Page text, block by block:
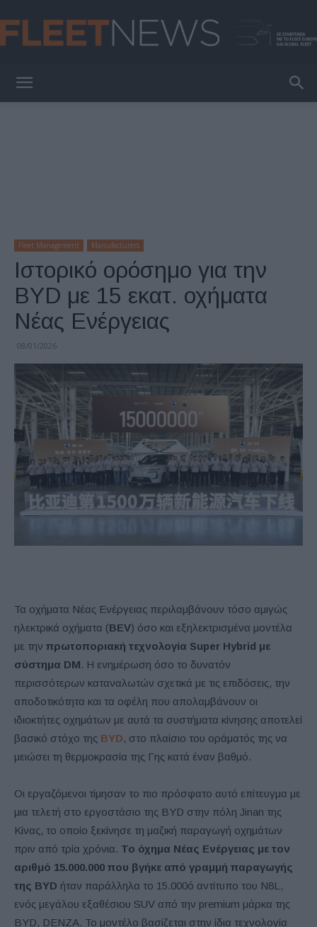
Fleet Management Manufacturers
Ιστορικό ορόσημο για την
BYD με 15 εκατ. οχήματα
Νέας Ενέργειας
08/01/2026
Τα οχήματα Νέας Ενέργειας περιλαμβάνουν τόσο αμιγώς
ηλεκτρικά οχήματα (BEV) όσο και εξηλεκτρισμένα μοντέλα
με την πρωτοποριακή τεχνολογία Super Hybrid με
σύστημα DM. Η ενημέρωση όσο το δυνατόν
περισσότερων καταναλωτών σχετικά με τις επιδόσεις, την
αποδοτικότητα και τα οφέλη που απολαμβάνουν οι
ιδιοκτήτες οχημάτων με αυτά τα συστήματα κίνησης αποτελεί
βασικό στόχο της BYD, στο πλαίσιο του οράματός της να
μειώσει τη θερμοκρασία της Γης κατά έναν βαθμό.
Οι εργαζόμενοι τίμησαν το πιο πρόσφατο αυτό επίτευγμα με
μια τελετή στο εργοστάσιο της BYD στην πόλη Jinan της
Κίνας, το οποίο ξεκίνησε τη μαζική παραγωγή οχημάτων
πριν από τρία χρόνια. Το όχημα Νέας Ενέργειας με τον
αριθμό 15.000.000 που βγήκε από γραμμή παραγωγής
της BYD ήταν παράλληλα το 15.000ό αντίτυπο του N8L,
ενός μεγάλου εξαθέσιου SUV από την premium μάρκα της
BYD, DENZA. Το μοντέλο βασίζεται στην ίδια τεχνολογία